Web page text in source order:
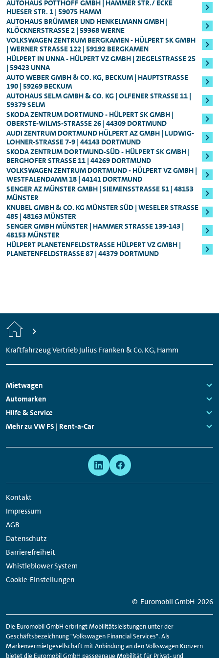
Audi A3 Cabriolet
ŠKODA Octavia Combi, ŠKODA Superb
Combi
SEAT Leon ST
alle Nutzfahrzeuge
Mindestalter: 23 Jahre, Führerscheinbesitz:
Mind. 3 Jahre:
Für höherwertige Fahrzeugklassen
inkl. Golf GTI
Mindestalter: 25 Jahre, Führerscheinbesitz:
Mind. 3 Jahre:
Für alle Audi S-Modelle, Fahrzeuge der
Oberklasse, sowie für den Audi e-tron
Genauere Informationen zum Mindestalter
können Ihnen jederzeit unsere
unseren Tankservice an. Bitte informieren Sie
sich an der Vermietstation über die aktuellen
Konditionen für diesen kostenpflichtigen
Service.
jede Art von Kreditkarte in jeder
Vermietstation akzeptiert wird. Wichtig ist
darüber hinaus, dass die Kreditkarte Ihnen
als Mieter gehört.
Eine Barzahlung des Mietpreises ist in
unseren Mietwagen-Stationen nicht
möglich.
Den Rechnungsbetrag bucht die Station
entsprechend von Ihrem Konto ab. Je nach
Wert des Fahrzeugs bzw. der Fahrzeugklasse
ist es möglich, dass Sie eine Kreditkarte
vorlegen müssen und nicht mit EC-Karte
zahlen können.
Führerscheins darf nicht vor der Erstellung
Ihres Mietvertrages liegen. Ein in
Deutschland ausgestellter internationaler
Führerschein ist in Deutschlandnicht gültig
und giltnicht als Legitimation
Bitte bringen Sie darüber hinaus ein
Zahlungsmittelmit. Als Sicherheit für Ihre
Anmietung belasten wir bei Abholung des
Mietwagens IhreKreditkarteum einen
Betrag in Höhe desvoraussichtlichen
Mietpreisesund einer zusätzlichen
Sicherheitsleistung, die sich nach der
Fahrzeugklasseberechnet (in der Regel
250,00 bzw. 800,00 Euro). Die
Sicherheitsleistung erhalten Sie nach Ende
des Mietzeitraums natürlich umgehend
zurück.
auf Ihrer Reservierungsbestätigung
angegeben ist. Alternativ können Sie die
Stornierung Ihrer Reservierung auch im
Customer Portal vornehmen.
Sollten Sie unmittelbar vor der vereinbarten
Abholuhrzeit von der Reservierung
zurücktreten wollen, wären wir Ihnen
dankbar, wenn Sie uns die Stornierung
telefonisch mitteilen würden. So können die
Mitarbeitenden vor Ort das reservierte
Fahrzeug direkt für weitere Anmietungen
freigeben.
AUTOHAUS POTTHOFF GMBH | HAMMER STR./ ECKE
HUESER STR. 1 | 59075 HAMM
AUTOHAUS BRÜMMER UND HENKELMANN GMBH |
KLÖCKNERSTRASSE 2 | 59368 WERNE
VOLKSWAGEN ZENTRUM BERGKAMEN - HÜLPERT SK GMBH
| WERNER STRASSE 122 | 59192 BERGKAMEN
HÜLPERT IN UNNA - HÜLPERT VZ GMBH | ZIEGELSTRASSE 25 |
59423 UNNA
AUTO WEBER GMBH & CO. KG, BECKUM | HAUPTSTRASSE 1
90 | 59269 BECKUM
AUTOHAUS SELM GMBH & CO. KG | OLFENER STRASSE 11 | 5
9379 SELM
SKODA ZENTRUM DORTMUND - HÜLPERT SK GMBH |
OBERSTE-WILMS-STRASSE 26 | 44309 DORTMUND
AUDI ZENTRUM DORTMUND HÜLPERT AZ GMBH | LUDWIG-
LOHNER-STRASSE 7-9 | 44143 DORTMUND
SKODA ZENTRUM DORTMUND-SÜD - HÜLPERT SK GMBH |
BERGHOFER STRASSE 11 | 44269 DORTMUND
VOLKSWAGEN ZENTRUM DORTMUND - HÜLPERT VZ GMBH |
WESTFALENDAMM 18 | 44141 DORTMUND
SENGER AZ MÜNSTER GMBH | SIEMENSSTRASSE 51 | 48153 M
ÜNSTER
KNUBEL GMBH & CO. KG MÜNSTER SÜD | WESELER STRASSE 4
85 | 48163 MÜNSTER
SENGER GMBH MÜNSTER | HAMMER STRASSE 139-143 | 4
8153 MÜNSTER
HÜLPERT PLANETENFELDSTRASSE HÜLPERT VZ GMBH | P
LANETENFELDSTRASSE 87 | 44379 DORTMUND
Start
Kraftfahrzeug Vertrieb Julius Franken & Co. KG, Hamm
Footer
Navigation
Mietwagen
Links:
Automarken
Links:
Hilfe & Service
Links:
Mehr zu VW FS | Rent-a-Car
Kontakt
Impressum
AGB
Datenschutz
Barrierefreiheit
Whistleblower System
Cookie-Einstellungen
Network
Links
© Euromobil GmbH 2026
Die Euromobil GmbH erbringt Mobilitätsleistungen unter der
Geschäftsbezeichnung "Volkswagen Financial Services". Als
Markenvermietgesellschaft mit Anbindung an den Volkswagen Konzern
bietet die Euromobil GmbH passgenaue Mobilität für Privat- und